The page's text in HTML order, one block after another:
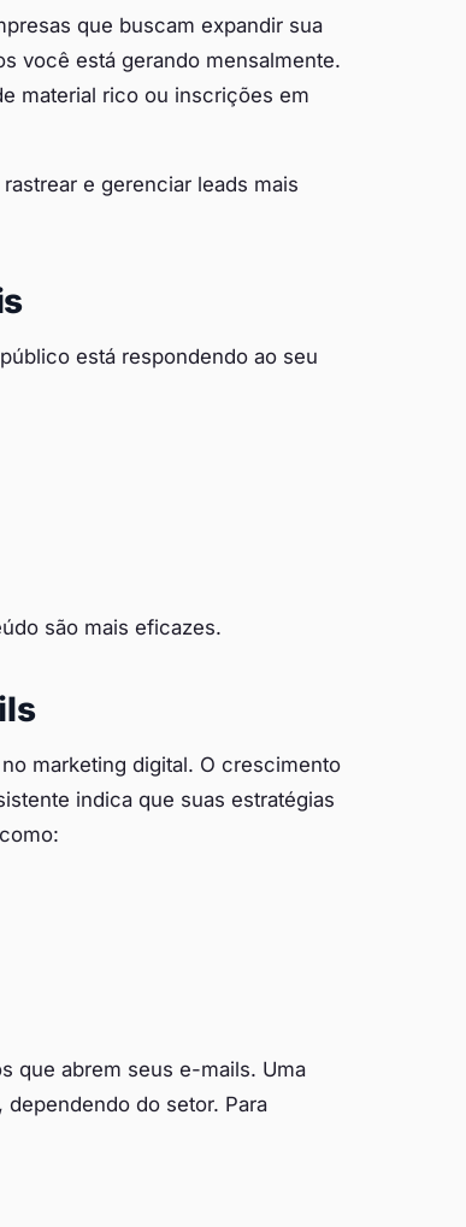
que buscam expandir sua
você está gerando mensalmente.
material rico ou inscrições em
e gerenciar leads mais
está respondendo ao seu
são mais eficazes.
marketing digital. O crescimento
indica que suas estratégias
que abrem seus e-mails. Uma
do setor. Para